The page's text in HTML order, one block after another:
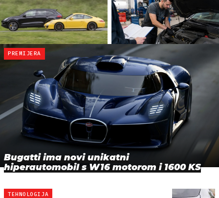
PREMIJERA
Bugatti ima novi unikatni
hiperautomobil s W16 motorom i 1600 KS
TEHNOLOGIJA